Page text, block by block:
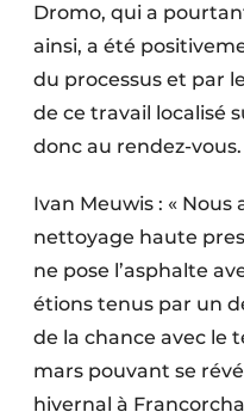
Dromo, qui a
ainsi, a été
du processus et par
de ce travail localisé
donc au rendez-vous.
Ivan Meuwis : «
nettoyage haute
ne pose l’asphalte
étions tenus par un
de la chance avec le
mars pouvant se
hivernal à